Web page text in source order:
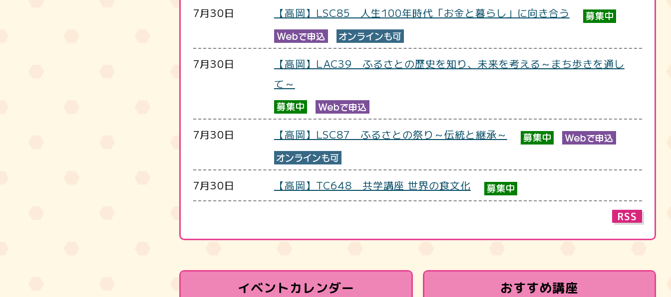
7月30日 【高岡】LSC85 人生100年時代「お金と暮らし」に向き合う
7月30日
【高岡】LAC39 ふるさとの歴史を知り、未来を考える～まち歩きを通し
て～
7月30日 【高岡】LSC87 ふるさとの祭り～伝統と継承～
7月30日 【高岡】TC648 共学講座 世界の食文化
RSS
イベントカレンダー おすすめ講座